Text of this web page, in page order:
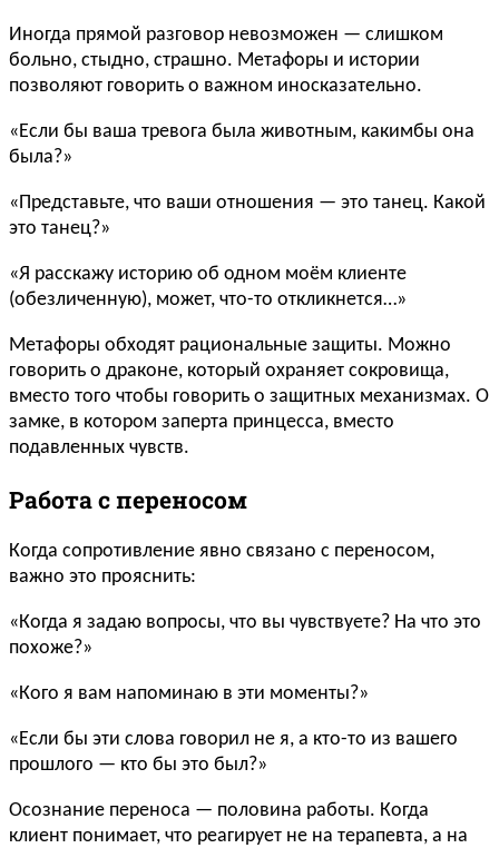
Иногда прямой разговор невозможен — слишком
больно, стыдно, страшно. Метафоры и истории
позволяют говорить о важном иносказательно.
«Если бы ваша тревога была животным, какимбы она
была?»
«Представьте, что ваши отношения — это танец. Какой
это танец?»
«Я расскажу историю об одном моём клиенте
(обезличенную), может, что-то откликнется…»
Метафоры обходят рациональные защиты. Можно
говорить о драконе, который охраняет сокровища,
вместо того чтобы говорить о защитных механизмах. О
замке, в котором заперта принцесса, вместо
подавленных чувств.
Работа с переносом
Когда сопротивление явно связано с переносом,
важно это прояснить:
«Когда я задаю вопросы, что вы чувствуете? На что это
похоже?»
«Кого я вам напоминаю в эти моменты?»
«Если бы эти слова говорил не я, а кто-то из вашего
прошлого — кто бы это был?»
Осознание переноса — половина работы. Когда
клиент понимает, что реагирует не на терапевта, а на